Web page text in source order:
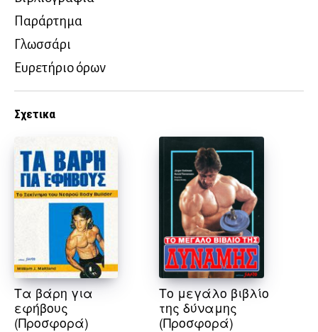
Παράρτημα
Γλωσσάρι
Ευρετήριο όρων
Σχετικα
Τα βάρη για
εφήβους
(Προσφορά)
Το μεγάλο βιβλίο
της δύναμης
(Προσφορά)